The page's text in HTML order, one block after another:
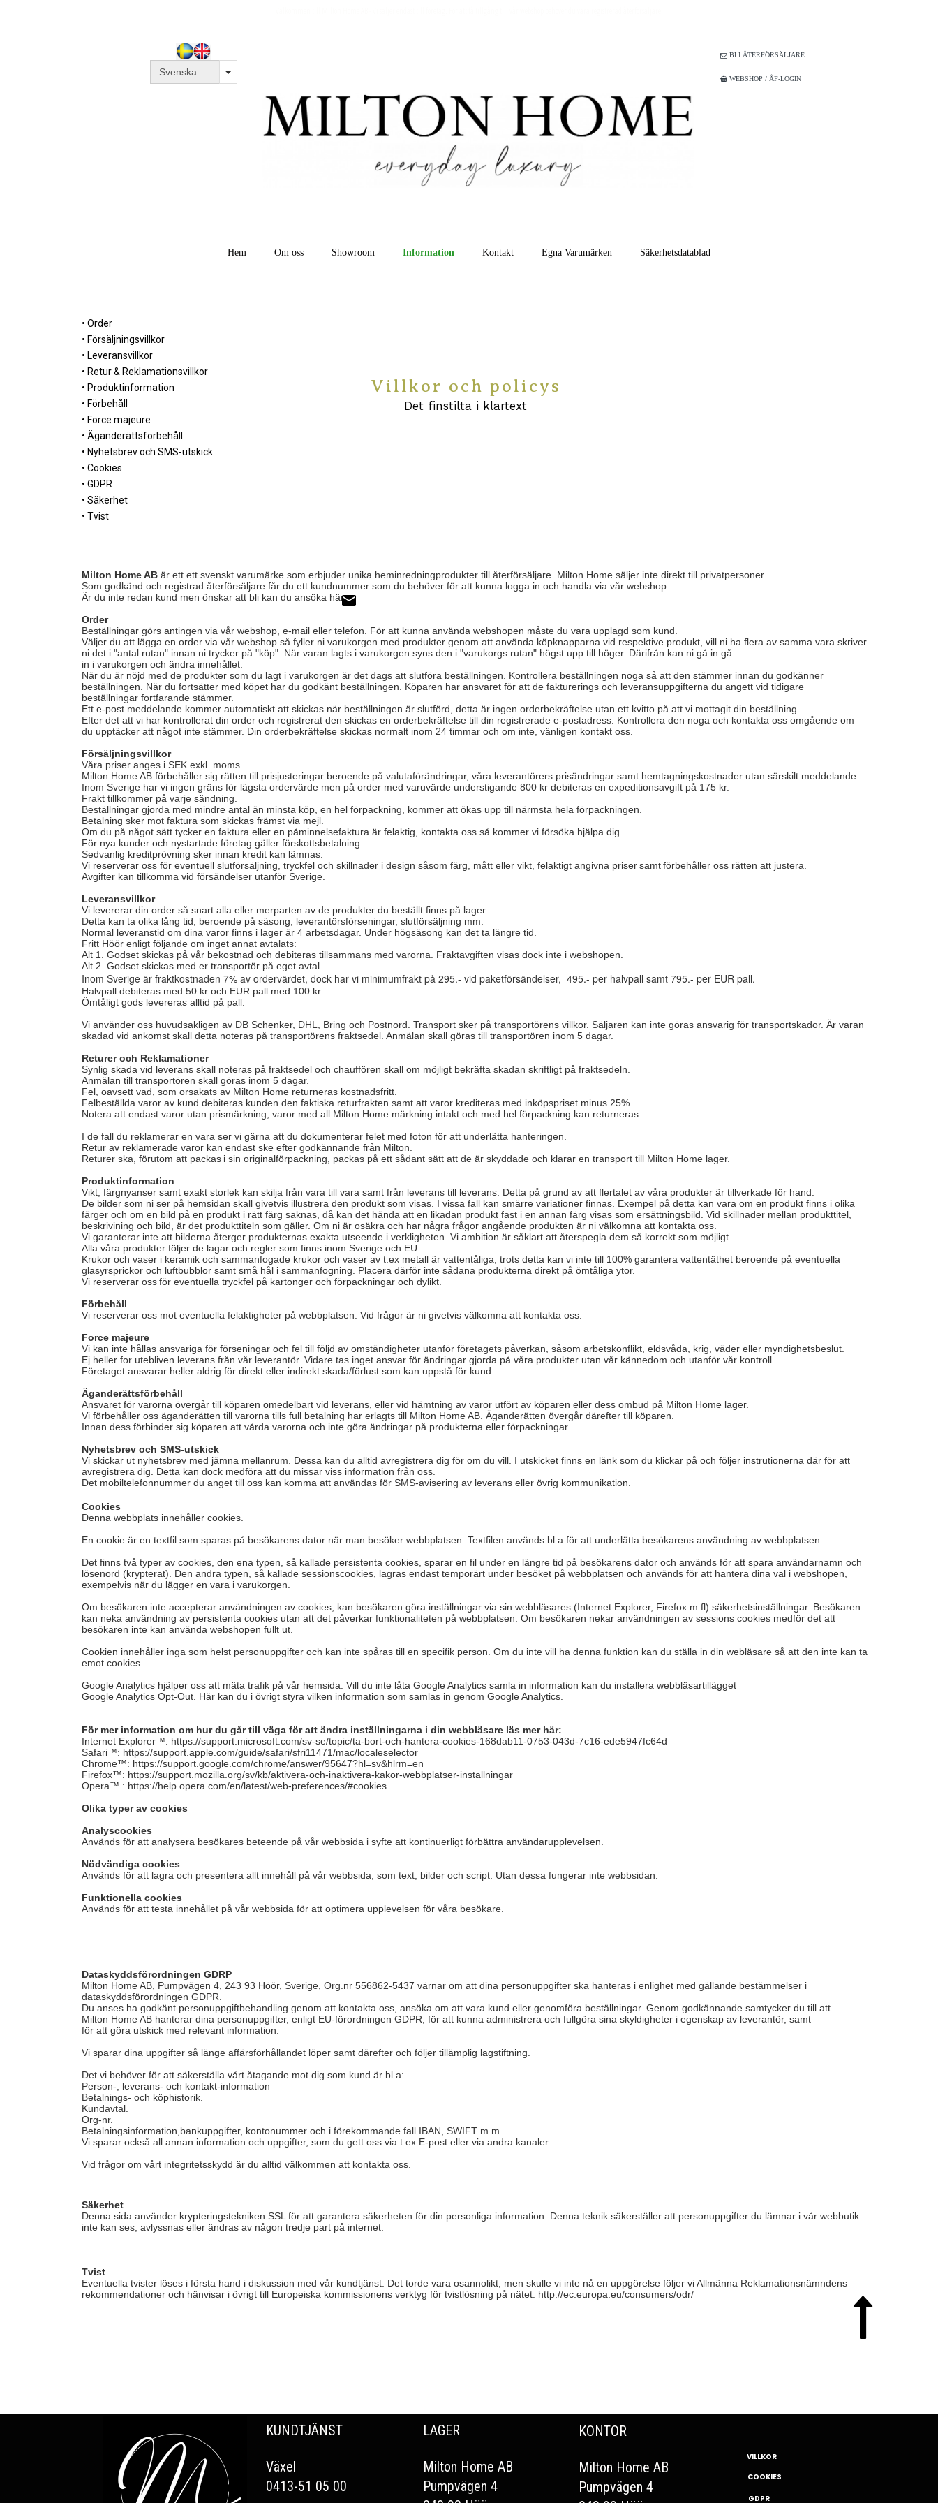
BLI ÅTERFÖRSÄLJARE
WEBSHOP / ÅF-LOGIN
Hem Om oss Showroom Information Kontakt Egna Varumärken Säkerhetsdatablad
Säkerhet
Denna sida använder krypteringstekniken SSL för att garantera säkerheten för din personliga information. Denna teknik säkerställer att personuppgifter du lämnar i vår webbutik
inte kan ses, avlyssnas eller ändras av någon tredje part på internet.
Tvist
Eventuella tvister löses i första hand i diskussion med vår kundtjänst. Det torde vara osannolikt, men skulle vi inte nå en uppgörelse följer vi Allmänna Reklamationsnämndens
rekommendationer och hänvisar i övrigt till Europeiska kommissionens verktyg för tvistlösning på nätet: http://ec.europa.eu/consumers/odr/
Villkor och policys
Det finstilta i klartext
Milton Home AB är ett ett svenskt varumärke som erbjuder unika heminredningprodukter till återförsäljare. Milton Home säljer inte direkt till privatpersoner.
Som godkänd och registrad återförsäljare får du ett kundnummer som du behöver för att kunna logga in och handla via vår webshop.
Är du inte redan kund men önskar att bli kan du ansöka här.
Order
Beställningar görs antingen via vår webshop, e-mail eller telefon. För att kunna använda webshopen måste du vara upplagd som kund.
Väljer du att lägga en order via vår webshop så fyller ni varukorgen med produkter genom att använda köpknapparna vid respektive produkt, vill ni ha flera av samma vara skriver
ni det i "antal rutan" innan ni trycker på "köp". När varan lagts i varukorgen syns den i "varukorgs rutan" högst upp till höger. Därifrån kan ni gå in gå
in i varukorgen och ändra innehållet.
När du är nöjd med de produkter som du lagt i varukorgen är det dags att slutföra beställningen. Kontrollera beställningen noga så att den stämmer innan du godkänner
beställningen. När du fortsätter med köpet har du godkänt beställningen. Köparen har ansvaret för att de fakturerings och leveransuppgifterna du angett vid tidigare
beställningar fortfarande stämmer.
Ett e-post meddelande kommer automatiskt att skickas när beställningen är slutförd, detta är ingen orderbekräftelse utan ett kvitto på att vi mottagit din beställning.
Efter det att vi har kontrollerat din order och registrerat den skickas en orderbekräftelse till din registrerade e-postadress. Kontrollera den noga och kontakta oss omgående om
du upptäcker att något inte stämmer. Din orderbekräftelse skickas normalt inom 24 timmar och om inte, vänligen kontakt oss.
Försäljningsvillkor
Våra priser anges i SEK exkl. moms.
Milton Home AB förbehåller sig rätten till prisjusteringar beroende på valutaförändringar, våra leverantörers prisändringar samt hemtagningskostnader utan särskilt meddelande.
Inom Sverige har vi ingen gräns för lägsta ordervärde men på order med varuvärde understigande 800 kr debiteras en expeditionsavgift på 175 kr.
Frakt tillkommer på varje sändning.
Beställningar gjorda med mindre antal än minsta köp, en hel förpackning, kommer att ökas upp till närmsta hela förpackningen.
Betalning sker mot faktura som skickas främst via mejl.
Om du på något sätt tycker en faktura eller en påminnelsefaktura är felaktig, kontakta oss så kommer vi försöka hjälpa dig.
För nya kunder och nystartade företag gäller förskottsbetalning.
Sedvanlig kreditprövning sker innan kredit kan lämnas.
Vi reserverar oss för eventuell slutförsäljning, tryckfel och skillnader i design såsom färg, mått eller vikt, felaktigt angivna priser samt förbehåller oss rätten att justera.
Avgifter kan tillkomma vid försändelser utanför Sverige.
Leveransvillkor
Vi levererar din order så snart alla eller merparten av de produkter du beställt finns på lager.
Detta kan ta olika lång tid, beroende på säsong, leverantörsförseningar, slutförsäljning mm.
Normal leveranstid om dina varor finns i lager är 4 arbetsdagar. Under högsäsong kan det ta längre tid.
Fritt Höör enligt följande om inget annat avtalats:
Alt 1. Godset skickas på vår bekostnad och debiteras tillsammans med varorna. Fraktavgiften visas dock inte i webshopen.
Alt 2. Godset skickas med er transportör på eget avtal.
Inom Sverige är fraktkostnaden 7% av ordervärdet, dock har vi minimumfrakt på 295.- vid paketförsändelser, 495.- per halvpall samt 795.- per EUR pall.
Halvpall debiteras med 50 kr och EUR pall med 100 kr.
Ömtåligt gods levereras alltid på pall.
Vi använder oss huvudsakligen av DB Schenker, DHL, Bring och Postnord. Transport sker på transportörens villkor. Säljaren kan inte göras ansvarig för transportskador. Är varan
skadad vid ankomst skall detta noteras på transportörens fraktsedel. Anmälan skall göras till transportören inom 5 dagar.
Returer och Reklamationer
Synlig skada vid leverans skall noteras på fraktsedel och chauffören skall om möjligt bekräfta skadan skriftligt på fraktsedeln.
Anmälan till transportören skall göras inom 5 dagar.
Fel, oavsett vad, som orsakats av Milton Home returneras kostnadsfritt.
Felbeställda varor av kund debiteras kunden den faktiska returfrakten samt att varor krediteras med inköpspriset minus 25%.
Notera att endast varor utan prismärkning, varor med all Milton Home märkning intakt och med hel förpackning kan returneras
I de fall du reklamerar en vara ser vi gärna att du dokumenterar felet med foton för att underlätta hanteringen.
Retur av reklamerade varor kan endast ske efter godkännande från Milton.
Returer ska, förutom att packas i sin originalförpackning, packas på ett sådant sätt att de är skyddade och klarar en transport till Milton Home lager.
Produktinformation
Vikt, färgnyanser samt exakt storlek kan skilja från vara till vara samt från leverans till leverans. Detta på grund av att flertalet av våra produkter är tillverkade för hand.
De bilder som ni ser på hemsidan skall givetvis illustrera den produkt som visas. I vissa fall kan smärre variationer finnas. Exempel på detta kan vara om en produkt finns i olika
färger och om en bild på en produkt i rätt färg saknas, då kan det hända att en likadan produkt fast i en annan färg visas som ersättningsbild. Vid skillnader mellan produkttitel,
beskrivining och bild, är det produkttiteln som gäller. Om ni är osäkra och har några frågor angående produkten är ni välkomna att kontakta oss.
Vi garanterar inte att bilderna återger produkternas exakta utseende i verkligheten. Vi ambition är såklart att återspegla dem så korrekt som möjligt.
Alla våra produkter följer de lagar och regler som finns inom Sverige och EU.
Krukor och vaser i keramik och sammanfogade krukor och vaser av t.ex metall är vattentåliga, trots detta kan vi inte till 100% garantera vattentäthet beroende på eventuella
glasyrsprickor och luftbubblor samt små hål i sammanfogning. Placera därför inte sådana produkterna direkt på ömtåliga ytor.
Vi reserverar oss för eventuella tryckfel på kartonger och förpackningar och dylikt.
Förbehåll
Vi reserverar oss mot eventuella felaktigheter på webbplatsen. Vid frågor är ni givetvis välkomna att kontakta oss.
Force majeure
Vi kan inte hållas ansvariga för förseningar och fel till följd av omständigheter utanför företagets påverkan, såsom arbetskonflikt, eldsvåda, krig, väder eller myndighetsbeslut.
Ej heller for utebliven leverans från vår leverantör. Vidare tas inget ansvar för ändringar gjorda på våra produkter utan vår kännedom och utanför vår kontroll.
Företaget ansvarar heller aldrig för direkt eller indirekt skada/förlust som kan uppstå för kund.
Äganderättsförbehåll
Ansvaret för varorna övergår till köparen omedelbart vid leverans, eller vid hämtning av varor utfört av köparen eller dess ombud på Milton Home lager.
Vi förbehåller oss äganderätten till varorna tills full betalning har erlagts till Milton Home AB. Äganderätten övergår därefter till köparen.
Innan dess förbinder sig köparen att vårda varorna och inte göra ändringar på produkterna eller förpackningar.
Nyhetsbrev och SMS-utskick
Vi skickar ut nyhetsbrev med jämna mellanrum. Dessa kan du alltid avregistrera dig för om du vill. I utskicket finns en länk som du klickar på och följer instrutionerna där för att
avregistrera dig. Detta kan dock medföra att du missar viss information från oss.
Det mobiltelefonnummer du anget till oss kan komma att användas för SMS-avisering av leverans eller övrig kommunikation.
Dataskyddsförordningen GDRP
Milton Home AB, Pumpvägen 4, 243 93 Höör, Sverige, Org.nr 556862-5437 värnar om att dina personuppgifter ska hanteras i enlighet med gällande bestämmelser i
dataskyddsförordningen GDPR.
Du anses ha godkänt personuppgiftbehandling genom att kontakta oss, ansöka om att vara kund eller genomföra beställningar. Genom godkännande samtycker du till att
Milton Home AB hanterar dina personuppgifter, enligt EU-förordningen GDPR, för att kunna administrera och fullgöra sina skyldigheter i egenskap av leverantör, samt
för att göra utskick med relevant information.
Vi sparar dina uppgifter så länge affärsförhållandet löper samt därefter och följer tillämplig lagstiftning.
Det vi behöver för att säkerställa vårt åtagande mot dig som kund är bl.a:
Person-, leverans- och kontakt-information
Betalnings- och köphistorik.
Kundavtal.
Org-nr.
Betalningsinformation,bankuppgifter, kontonummer och i förekommande fall IBAN, SWIFT m.m.
Vi sparar också all annan information och uppgifter, som du gett oss via t.ex E-post eller via andra kanaler
Vid frågor om vårt integritetsskydd är du alltid välkommen att kontakta oss.
Cookies
Denna webbplats innehåller cookies.
En cookie är en textfil som sparas på besökarens dator när man besöker webbplatsen. Textfilen används bl a för att underlätta besökarens användning av webbplatsen.
Det finns två typer av cookies, den ena typen, så kallade persistenta cookies, sparar en fil under en längre tid på besökarens dator och används för att spara användarnamn och
lösenord (krypterat). Den andra typen, så kallade sessionscookies, lagras endast temporärt under besöket på webbplatsen och används för att hantera dina val i webshopen,
exempelvis när du lägger en vara i varukorgen.
Om besökaren inte accepterar användningen av cookies, kan besökaren göra inställningar via sin webbläsares (Internet Explorer, Firefox m fl) säkerhetsinställningar. Besökaren
kan neka användning av persistenta cookies utan att det påverkar funktionaliteten på webbplatsen. Om besökaren nekar användningen av sessions cookies medför det att
besökaren inte kan använda webshopen fullt ut.
Cookien innehåller inga som helst personuppgifter och kan inte spåras till en specifik person. Om du inte vill ha denna funktion kan du ställa in din webläsare så att den inte kan ta
emot cookies.
Google Analytics hjälper oss att mäta trafik på vår hemsida. Vill du inte låta Google Analytics samla in information kan du installera webbläsartillägget
Google Analytics Opt-Out. Här kan du i övrigt styra vilken information som samlas in genom Google Analytics.
För mer information om hur du går till väga för att ändra inställningarna i din webbläsare läs mer här:
Internet Explorer™: https://support.microsoft.com/sv-se/topic/ta-bort-och-hantera-cookies-168dab11-0753-043d-7c16-ede5947fc64d
Safari™: https://support.apple.com/guide/safari/sfri11471/mac/localeselector
Chrome™: https://support.google.com/chrome/answer/95647?hl=sv&hlrm=en
Firefox™: https://support.mozilla.org/sv/kb/aktivera-och-inaktivera-kakor-webbplatser-installningar
Opera™ : https://help.opera.com/en/latest/web-preferences/#cookies
Olika typer av cookies
Analyscookies
Används för att analysera besökares beteende på vår webbsida i syfte att kontinuerligt förbättra användarupplevelsen.
Nödvändiga cookies
Används för att lagra och presentera allt innehåll på vår webbsida, som text, bilder och script. Utan dessa fungerar inte webbsidan.
Funktionella cookies
Används för att testa innehållet på vår webbsida för att optimera upplevelsen för våra besökare.
• Order
• Försäljningsvillkor
• Leveransvillkor
• Retur & Reklamationsvillkor
• Produktinformation
• Förbehåll
• Force majeure
• Äganderättsförbehåll
• Nyhetsbrev och SMS-utskick
• Cookies
• GDPR
• Säkerhet
• Tvist

KONTOR
Milton Home AB
Pumpvägen 4
LAGER
Milton Home AB
Pumpvägen 4
KUNDTJÄNST
Växel
0413-51 05 00
VILLKOR
COOKIES
GDPR